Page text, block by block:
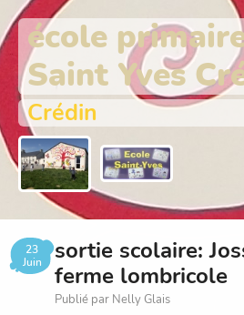
école
Saint Yves
Crédin
23
Juin
sortie scolaire:
ferme lombricole
Publié par Nelly Glais